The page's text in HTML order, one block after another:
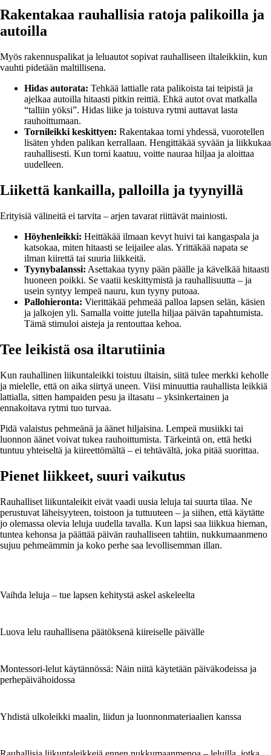
Rakentakaa rauhallisia ratoja palikoilla ja
autoilla
Myös rakennuspalikat ja leluautot sopivat rauhalliseen iltaleikkiin, kun
vauhti pidetään maltillisena.
Hidas autorata: Tehkää lattialle rata palikoista tai teipistä ja
ajelkaa autoilla hitaasti pitkin reittiä. Ehkä autot ovat matkalla
“talliin yöksi”. Hidas liike ja toistuva rytmi auttavat lasta
rauhoittumaan.
Tornileikki keskittyen: Rakentakaa torni yhdessä, vuorotellen
lisäten yhden palikan kerrallaan. Hengittäkää syvään ja liikkukaa
rauhallisesti. Kun torni kaatuu, voitte nauraa hiljaa ja aloittaa
uudelleen.
Liikettä kankailla, palloilla ja tyynyillä
Erityisiä välineitä ei tarvita – arjen tavarat riittävät mainiosti.
Höyhenleikki: Heittäkää ilmaan kevyt huivi tai kangaspala ja
katsokaa, miten hitaasti se leijailee alas. Yrittäkää napata se
ilman kiirettä tai suuria liikkeitä.
Tyynybalanssi: Asettakaa tyyny pään päälle ja kävelkää hitaasti
huoneen poikki. Se vaatii keskittymistä ja rauhallisuutta – ja
usein syntyy lempeä nauru, kun tyyny putoaa.
Pallohieronta: Vierittäkää pehmeää palloa lapsen selän, käsien
ja jalkojen yli. Samalla voitte jutella hiljaa päivän tapahtumista.
Tämä stimuloi aisteja ja rentouttaa kehoa.
Tee leikistä osa iltarutiinia
Kun rauhallinen liikuntaleikki toistuu iltaisin, siitä tulee merkki keholle
ja mielelle, että on aika siirtyä uneen. Viisi minuuttia rauhallista leikkiä
lattialla, sitten hampaiden pesu ja iltasatu – yksinkertainen ja
ennakoitava rytmi tuo turvaa.
Pidä valaistus pehmeänä ja äänet hiljaisina. Lempeä musiikki tai
luonnon äänet voivat tukea rauhoittumista. Tärkeintä on, että hetki
tuntuu yhteiseltä ja kiireettömältä – ei tehtävältä, joka pitää suorittaa.
Pienet liikkeet, suuri vaikutus
Rauhalliset liikuntaleikit eivät vaadi uusia leluja tai suurta tilaa. Ne
perustuvat läheisyyteen, toistoon ja tuttuuteen – ja siihen, että käytätte
jo olemassa olevia leluja uudella tavalla. Kun lapsi saa liikkua hieman,
tuntea kehonsa ja päättää päivän rauhalliseen tahtiin, nukkumaanmeno
sujuu pehmeämmin ja koko perhe saa levollisemman illan.
Vaihda leluja – tue lapsen kehitystä askel askeleelta
Luova lelu rauhallisena päätöksenä kiireiselle päivälle
Montessori-lelut käytännössä: Näin niitä käytetään päiväkodeissa ja
perhepäivähoidossa
Yhdistä ulkoleikki maalin, liidun ja luonnonmateriaalien kanssa